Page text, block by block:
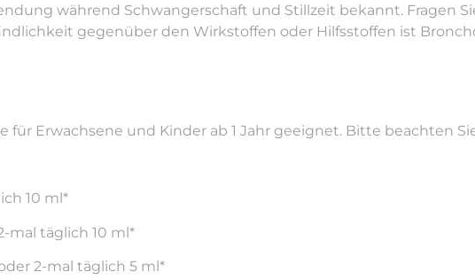
während Schwangerschaft und Stillzeit bekannt. Fragen
gegenüber den Wirkstoffen oder Hilfsstoffen ist
für Erwachsene und Kinder ab 1 Jahr geeignet. Bitte beachten
10 ml*
mal täglich 10 ml*
2-mal täglich 5 ml*